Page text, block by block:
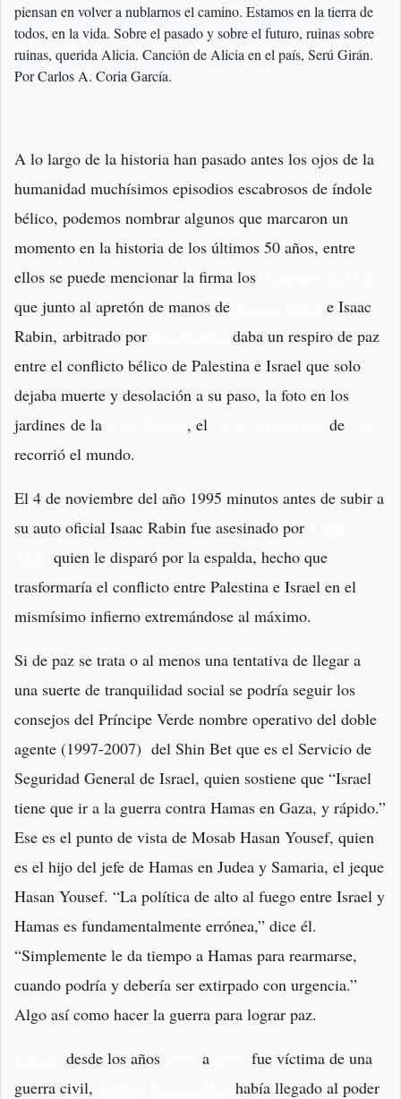
piensan en volver a nublarnos el camino. Estamos en la tierra de
todos, en la vida. Sobre el pasado y sobre el futuro, ruinas sobre
ruinas, querida Alicia. Canción de Alicia en el país, Serú Girán.
Por Carlos A. Coria García.
A lo largo de la historia han pasado antes los ojos de la
humanidad muchísimos episodios escabrosos de índole
bélico, podemos nombrar algunos que marcaron un
momento en la historia de los últimos 50 años, entre
ellos se puede mencionar la firma los
que junto al apretón de manos de
e Isaac
Rabin, arbitrado por
daba un respiro de paz
entre el conflicto bélico de Palestina e Israel que solo
dejaba muerte y desolación a su paso, la foto en los
jardines de la
, el de
recorrió el mundo.
El 4 de noviembre del año 1995 minutos antes de subir a
su auto oficial Isaac Rabin fue asesinado por
quien le disparó por la espalda, hecho que
trasformaría el conflicto entre Palestina e Israel en el
mismísimo infierno extremándose al máximo.
Si de paz se trata o al menos una tentativa de llegar a
una suerte de tranquilidad social se podría seguir los
consejos del Príncipe Verde nombre operativo del doble
agente (1997-2007) del Shin Bet que es el Servicio de
Seguridad General de Israel, quien sostiene que “Israel
tiene que ir a la guerra contra Hamas en Gaza, y rápido.”
Ese es el punto de vista de Mosab Hasan Yousef, quien
es el hijo del jefe de Hamas en Judea y Samaria, el jeque
Hasan Yousef. “La política de alto al fuego entre Israel y
Hamas es fundamentalmente errónea,” dice él.
“Simplemente le da tiempo a Hamas para rearmarse,
cuando podría y debería ser extirpado con urgencia.”
Algo así como hacer la guerra para lograr paz.
desde los años a
fue víctima de una
guerra civil,
había llegado al poder